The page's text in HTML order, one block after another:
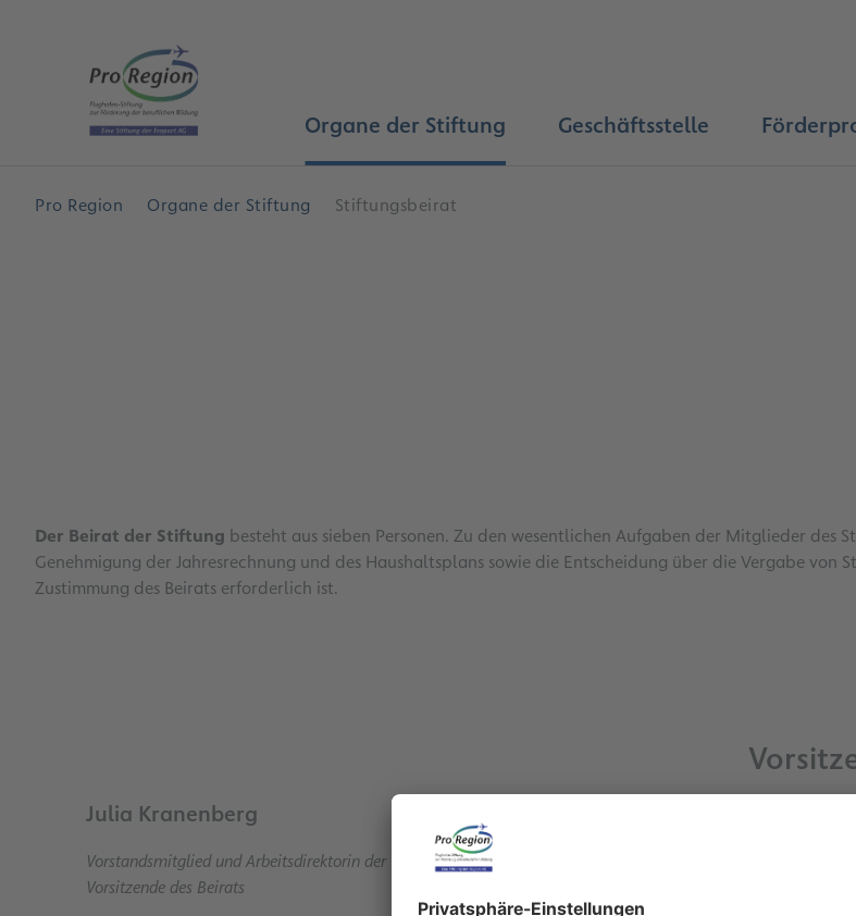
Startseite
Organe der Stiftung Geschäftsstelle
Pro Region Organe der Stiftung Stiftungsbeirat
Der Beirat der Stiftung besteht aus sieben Personen. Zu den wesentlichen Aufgaben der Mitglieder des
Genehmigung der Jahresrechnung und des Haushaltsplans sowie die Entscheidung über die Vergabe
Zustimmung des Beirats erforderlich ist.
Julia Kranenberg
Vorstandsmitglied und Arbeitsdirektorin der Fraport AG
Vorsitzende des Beirats